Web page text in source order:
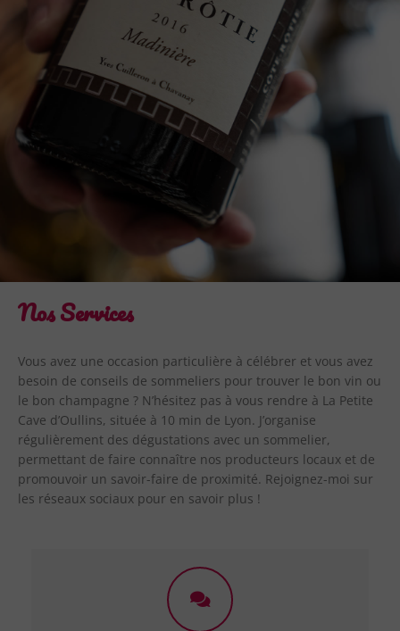
Nos Services
Vous avez une occasion particulière à célébrer et vous avez
besoin de conseils de sommeliers pour trouver le bon vin ou
le bon champagne ? N’hésitez pas à vous rendre à La Petite
Cave d’Oullins, située à 10 min de Lyon. J’organise
régulièrement des dégustations avec un sommelier,
permettant de faire connaître nos producteurs locaux et de
promouvoir un savoir-faire de proximité. Rejoignez-moi sur
les réseaux sociaux pour en savoir plus !